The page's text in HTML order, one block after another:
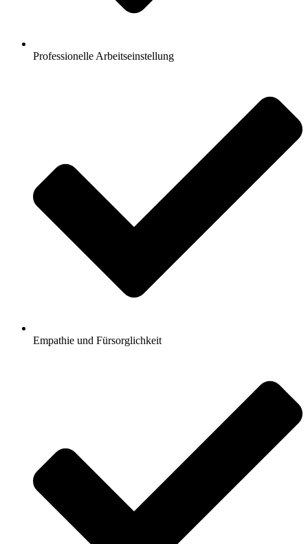
Professionelle Arbeitseinstellung
Empathie und Fürsorglichkeit